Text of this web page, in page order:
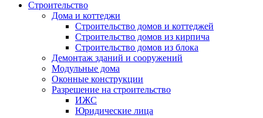
Строительство
Дома и коттеджи
Строительство домов и коттеджей
Строительство домов из кирпича
Строительство домов из блока
Демонтаж зданий и сооружений
Модульные дома
Оконные конструкции
Разрешение на строительство
ИЖС
Юридические лица